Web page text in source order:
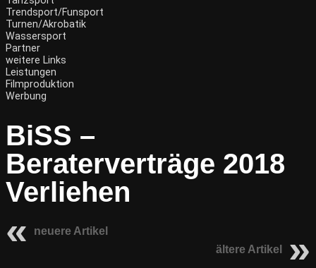
Trendsport/Funsport
Turnen/Akrobatik
Wassersport
Partner
weitere Links
Leistungen
Filmproduktion
Werbung
BiSS –
Beraterverträge 2018
Verliehen
neuere Artikel
ältere Artikel